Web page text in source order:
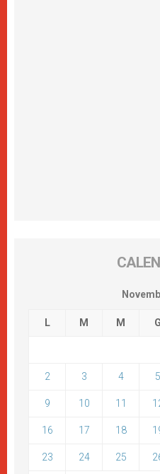
L M M G
2 3 4 5
9 10 11
16 17 18
23 24 25